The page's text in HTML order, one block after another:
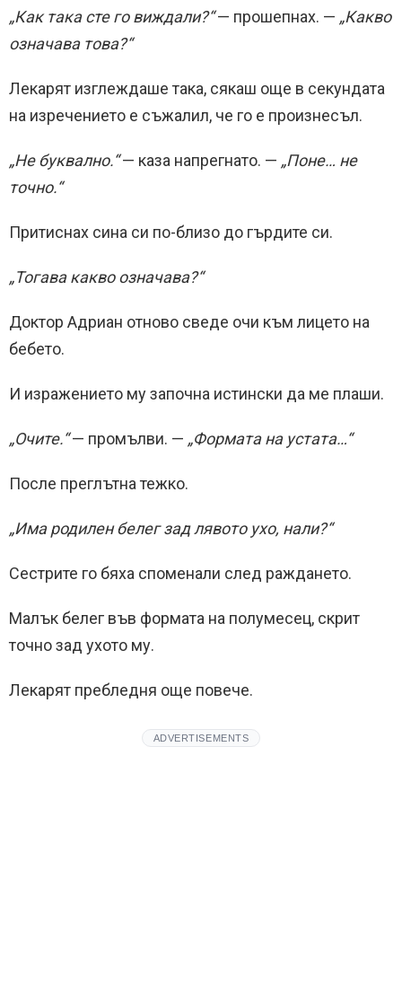
„Как така сте го виждали?“— прошепнах. — „Какво
означава това?“
Лекарят изглеждаше така, сякаш още в секундата
на изречението е съжалил, че го е произнесъл.
„Не буквално.“— каза напрегнато. — „Поне… не
точно.“
Притиснах сина си по-близо до гърдите си.
„Тогава какво означава?“
Доктор Адриан отново сведе очи към лицето на
бебето.
И изражението му започна истински да ме плаши.
„Очите.“— промълви. — „Формата на устата…“
После преглътна тежко.
„Има родилен белег зад лявото ухо, нали?“
Сестрите го бяха споменали след раждането.
Малък белег във формата на полумесец, скрит
точно зад ухото му.
Лекарят пребледня още повече.
ADVERTISEMENTS